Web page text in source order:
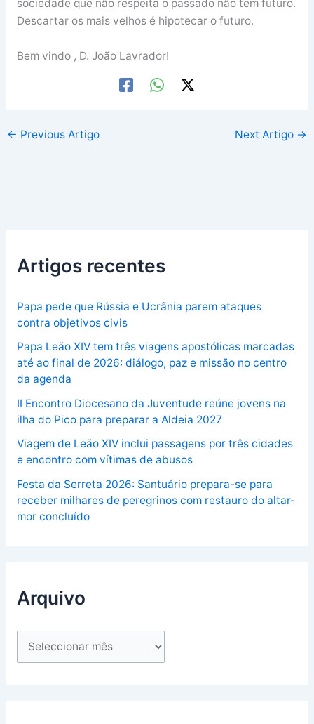
sociedade que não respeita o passado não tem futuro.
Descartar os mais velhos é hipotecar o futuro.
Bem vindo , D. João Lavrador!
← Previous Artigo Next Artigo →
Artigos recentes
Papa pede que Rússia e Ucrânia parem ataques
contra objetivos civis
Papa Leão XIV tem três viagens apostólicas marcadas
até ao final de 2026: diálogo, paz e missão no centro
da agenda
II Encontro Diocesano da Juventude reúne jovens na
ilha do Pico para preparar a Aldeia 2027
Viagem de Leão XIV inclui passagens por três cidades
e encontro com vítimas de abusos
Festa da Serreta 2026: Santuário prepara-se para
receber milhares de peregrinos com restauro do altar-
mor concluído
Arquivo